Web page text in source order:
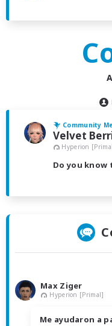
Community
Velvet
Hyperion
Do you know
Max Ziger
Hyperion [Primal]
Me ayudaron a